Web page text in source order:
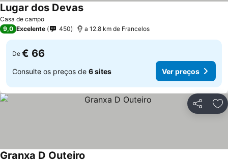
Casa de campo
Lugar dos Devas
9,0 Excelente 450 a 12.8 km de Francelos
De € 66
Consulte os preços de 6 sites Ver preços
Partilhar
Granxa D Outeiro